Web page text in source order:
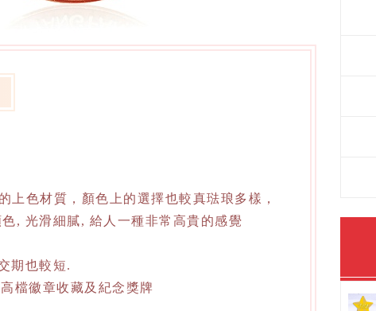
色材質，顏色上的選擇也較真琺琅多樣，
, 光滑細膩, 給人一種非常高貴的感覺
期也較短.
檔徽章收藏及紀念獎牌